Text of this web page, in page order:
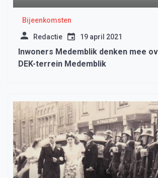
Bijeenkomsten
Redactie 19 april 2021
Inwoners Medemblik denken mee
DEK-terrein Medemblik